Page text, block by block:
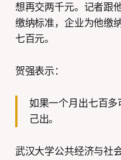
想再交两千元。记者跟
缴纳标准，企业为他缴
七百元。
贺强表示：
如果一个月出七百
己出。
武汉大学公共经济与社